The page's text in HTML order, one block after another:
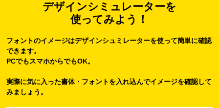
デザインシミュレーターを
使ってみよう！
フォントのイメージはデザインシュミレーターを使って簡単に確認
できます。
PCでもスマホからでもOK。
実際に気に入った書体・フォントを入れ込んでイメージを確認して
みましょう。